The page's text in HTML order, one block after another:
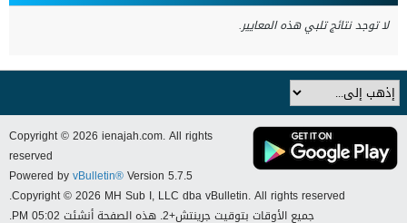
لا توجد نتائج تلبي هذه المعايير.
Copyright © 2026 ienajah.com. All rights
reserved
Powered byvBulletin®Version 5.7.5
Copyright © 2026 MH Sub I, LLC dba vBulletin. All rights reserved.
جميع الأوقات بتوقيت جرينتش+2. هذه الصفحة أنشئت 05:02 PM.